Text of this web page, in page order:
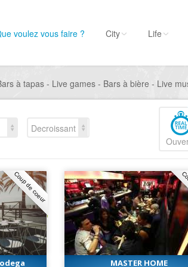
voulez vous faire ? City Life
à tapas - Live games - Bars à bière - Live
Decroissant
Coup de coeur
MASTER HOME